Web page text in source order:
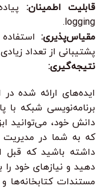
قابلیت اطمینان:
logging.
مقیاس‌پذیری:
پشتیبانی از تعداد زیادی
نتیجه‌گیری:
ایده‌های ارائه شده در
برنامه‌نویسی شبکه با
دانش خود، می‌توانید
که به شما در مدیریت
داشته باشید که قبل
دهید و نیازهای خود
مستندات کتابخانه‌ها و